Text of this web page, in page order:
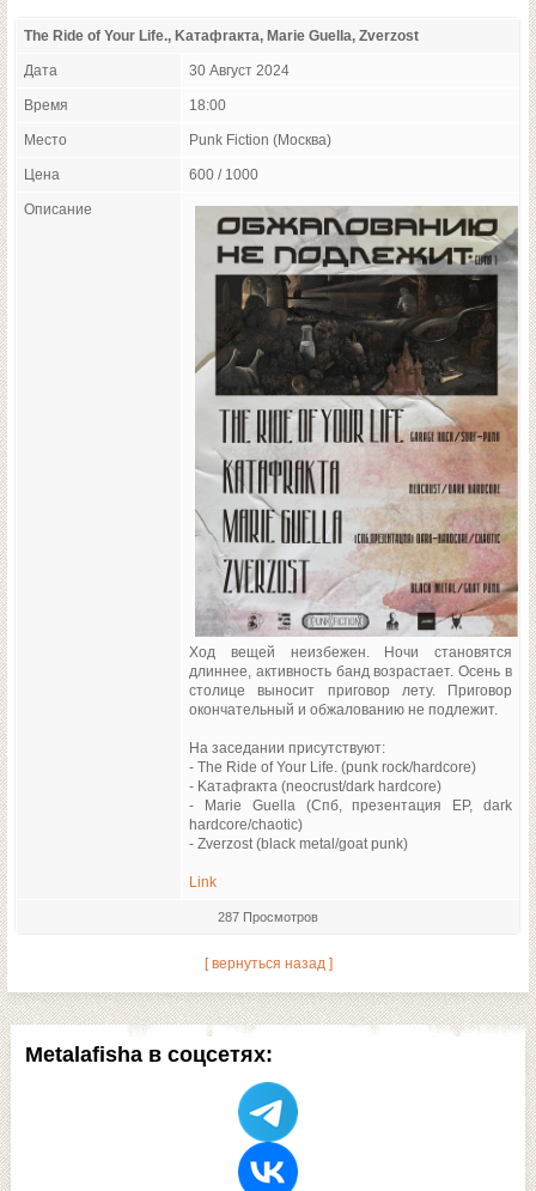
Metalafisha в соцсетях:
The Ride of Your Life., Kатафrакта, Marie Guella, Zverzost
Дата 30 Август 2024
Время 18:00
Место Punk Fiction (Москва)
Цена 600 / 1000
Описание
Ход вещей неизбежен. Ночи становятся
длиннее, активность банд возрастает. Осень в
столице выносит приговор лету. Приговор
окончательный и обжалованию не подлежит.
На заседании присутствуют:
- The Ride of Your Life. (punk rock/hardcore)
- Kатафrакта (neocrust/dark hardcore)
- Marie Guella (Спб, презентация ЕР, dark
hardcore/chaotic)
- Zverzost (black metal/goat punk)
Link
287 Просмотров
[ вернуться назад ]